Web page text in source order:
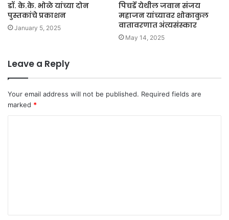
डॉ. के.के. भोळे यांच्या दोन
पुस्तकांचे प्रकाशन
January 5, 2025
पिचर्डे येथील जवान संजय
महाजन यांच्यावर शोकाकुल
वातावरणात अंत्यसंस्कार
May 14, 2025
Leave a Reply
Your email address will not be published. Required fields are
marked *
t